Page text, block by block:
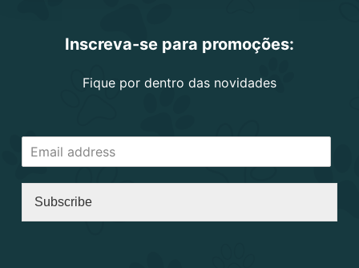
Inscreva-se para promoções:
Fique por dentro das novidades
Subscribe